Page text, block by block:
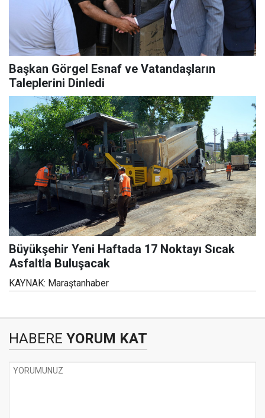
Başkan Görgel Esnaf ve Vatandaşların
Taleplerini Dinledi
Büyükşehir Yeni Haftada 17 Noktayı Sıcak
Asfaltla Buluşacak
KAYNAK: Maraştanhaber
HABERE YORUM KAT